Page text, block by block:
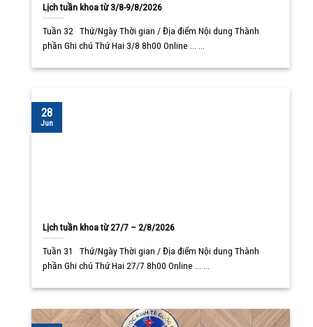
Lịch tuần khoa từ 3/8-9/8/2026
Tuần 32 Thứ/Ngày Thời gian / Địa điểm Nội dung Thành
phần Ghi chú Thứ Hai 3/8 8h00 Online ... ...
Lịch tuần khoa từ 27/7 – 2/8/2026
Tuần 31 Thứ/Ngày Thời gian / Địa điểm Nội dung Thành
phần Ghi chú Thứ Hai 27/7 8h00 Online ... ...
28
Jun